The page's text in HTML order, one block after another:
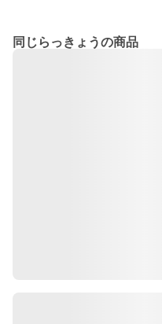
同じらっきょうの商品